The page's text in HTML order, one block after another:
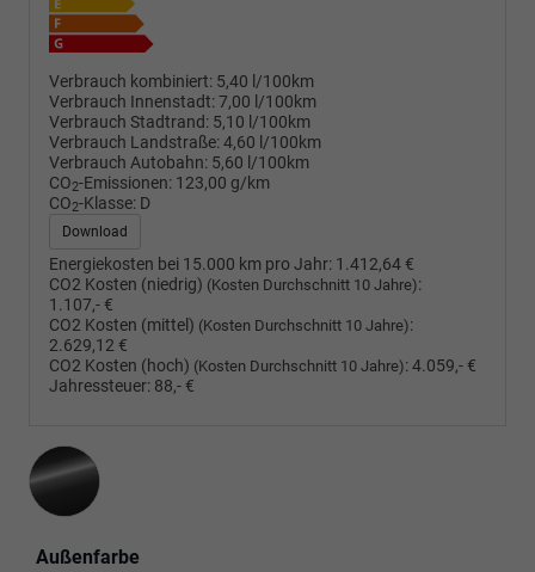
Verbrauch kombiniert: 5,40 l/100km
Verbrauch Innenstadt:7,00 l/100km
Verbrauch Stadtrand: 5,10 l/100km
Verbrauch Landstraße:4,60 l/100km
Verbrauch Autobahn: 5,60 l/100km
CO2-Emissionen: 123,00 g/km
CO2-Klasse: D
Download
Energiekosten bei 15.000 km pro Jahr: 1.412,64 €
CO2 Kosten (niedrig) (Kosten Durchschnitt 10 Jahre):
1.107,- €
CO2 Kosten (mittel) (Kosten Durchschnitt 10 Jahre):
2.629,12 €
CO2 Kosten (hoch) (Kosten Durchschnitt 10 Jahre):4.059,- €
Jahressteuer: 88,- €
Außenfarbe